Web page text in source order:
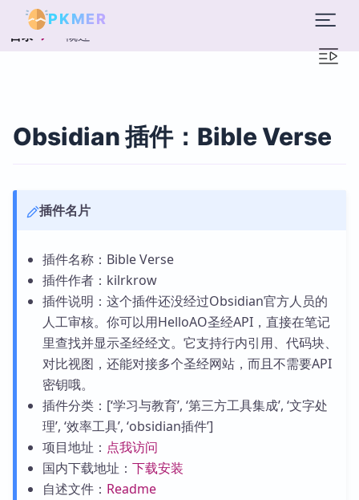
PKMER
目录 概述
Obsidian 插件：Bible Verse
插件名片
插件名称：Bible Verse
插件作者：kilrkrow
插件说明：这个插件还没经过Obsidian官方人员的
人工审核。你可以用HelloAO圣经API，直接在笔记
里查找并显示圣经经文。它支持行内引用、代码块、
对比视图，还能对接多个圣经网站，而且不需要API
密钥哦。
插件分类：[‘学习与教育’, ‘第三方工具集成’, ‘文字处
理’, ‘效率工具’, ‘obsidian插件’]
项目地址： 点我访问
国内下载地址： 下载安装
自述文件： Readme